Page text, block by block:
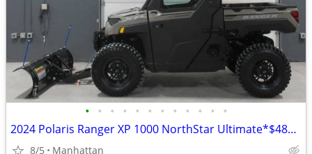
• • • • • • • • • • • •
2024 Polaris Ranger XP 1000 NorthStar Ultimate*$489/Month OAC $0 Down*
8/5 Manhattan